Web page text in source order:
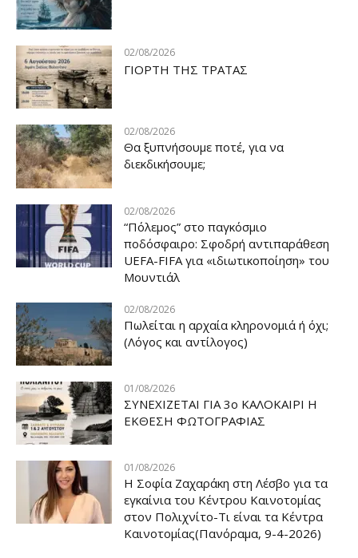
02/08/2026
ΓΙΟΡΤΗ ΤΗΣ ΤΡΑΤΑΣ
02/08/2026
Θα ξυπνήσουμε ποτέ, για να
διεκδικήσουμε;
02/08/2026
“Πόλεμος” στο παγκόσμιο
ποδόσφαιρο: Σφοδρή αντιπαράθεση
UEFA-FIFA για «ιδιωτικοποίηση» του
Μουντιάλ
02/08/2026
Πωλείται η αρχαία κληρονομιά ή όχι;
(Λόγος και αντίλογος)
01/08/2026
ΣΥΝΕΧΙΖΕΤΑΙ ΓΙΑ 3ο ΚΑΛΟΚΑΙΡΙ Η
ΕΚΘΕΣΗ ΦΩΤΟΓΡΑΦΙΑΣ
01/08/2026
Η Σοφία Ζαχαράκη στη Λέσβο για τα
εγκαίνια του Κέντρου Καινοτομίας
στον Πολιχνίτο-Τι είναι τα Κέντρα
Καινοτομίας(Πανόραμα, 9-4-2026)